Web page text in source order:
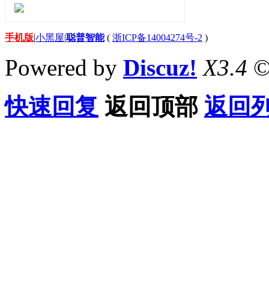
手机版|小黑屋|聪普智能( 浙ICP备14004274号-2 )
Powered by Discuz! X3.4
快速回复 返回顶部 返回